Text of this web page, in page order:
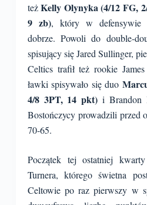
teżKelly Olynyka (4/12 FG,
9 zb), który w defensywie
dobrze. Powoli do double-
spisujący się Jared Sullinger,
Celtics trafił też rookie
ławki spisywało się duo
4/8 3PT, 14 pkt) i Brandon
Bostończycy prowadzili przed
70-65.
Początek tej ostatniej
Turnera, którego świetna
Celtowie po raz pierwszy w